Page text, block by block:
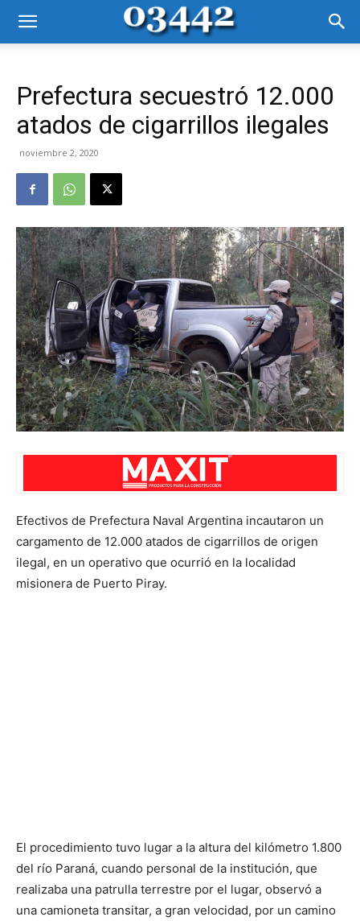
Prefectura secuestró 12.000
atados de cigarrillos ilegales
noviembre 2, 2020
Efectivos de Prefectura Naval Argentina incautaron un
cargamento de 12.000 atados de cigarrillos de origen
ilegal, en un operativo que ocurrió en la localidad
misionera de Puerto Piray.
El procedimiento tuvo lugar a la altura del kilómetro 1.800
del río Paraná, cuando personal de la institución, que
realizaba una patrulla terrestre por el lugar, observó a
una camioneta transitar, a gran velocidad, por un camino